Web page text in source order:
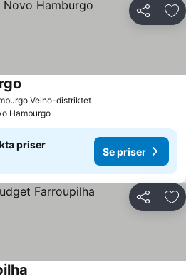
Dela
Velho-distriktet
Hamburgo
priser
Se priser
Dela